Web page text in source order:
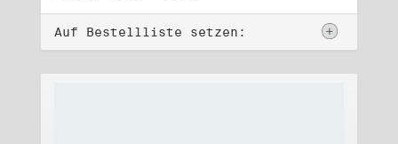
Auf Bestellliste setzen: